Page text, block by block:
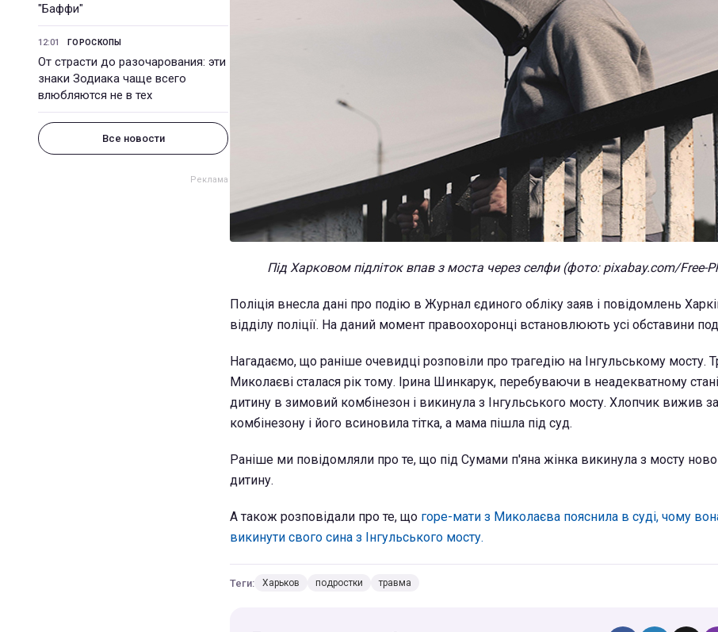
"Баффи"
12:01 ГОРОСКОПЫ
От страсти до разочарования: эти
знаки Зодиака чаще всего
влюбляются не в тех
Все новости
Під Харковом підліток впав з моста через селфи (фото: pixabay.com/Free-
Поліція внесла дані про подію в Журнал єдиного обліку заяв і повідомлень
відділу поліції. На даний момент правоохоронці встановлюють усі обставини
Нагадаємо, що раніше очевидці розповіли про трагедію на Інгульському мосту.
Миколаєві сталася рік тому. Ірина Шинкарук, перебуваючи в неадекватному
дитину в зимовий комбінезон і викинула з Інгульського мосту. Хлопчик вижив
комбінезону і його всиновила тітка, а мама пішла під суд.
Раніше ми повідомляли про те, що під Сумами п'яна жінка викинула з мосту
дитину.
А також розповідали про те, що горе-мати з Миколаєва пояснила в суді, чому
викинути свого сина з Інгульського мосту.
Теги: Харьков подростки травма